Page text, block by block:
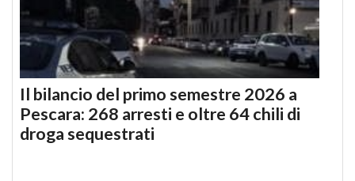
Il bilancio del primo semestre 2026 a
Pescara: 268 arresti e oltre 64 chili di
droga sequestrati